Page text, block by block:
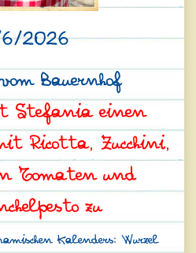
2026
Bauernhof
Stefania einen
Ricotta, Zucchini,
Tomaten und
zu
Kalenders: Wurzel